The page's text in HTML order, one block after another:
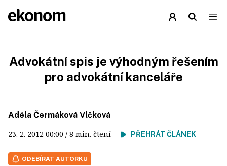
Advokátní spis je výhodným řešením
pro advokátní kanceláře
Adéla Čermáková Vlčková
23. 2. 2012 00:00 / 8 min. čtení PŘEHRÁT ČLÁNEK
ODEBÍRAT AUTORKU